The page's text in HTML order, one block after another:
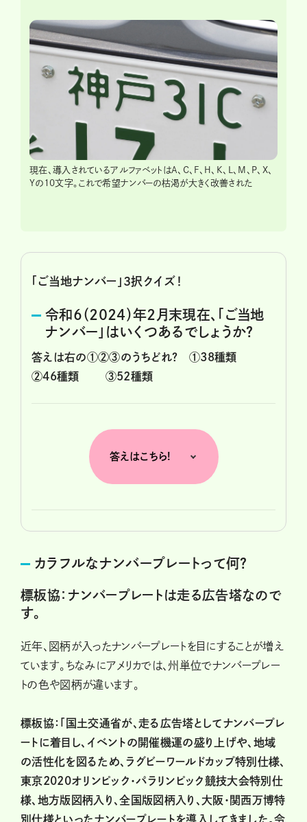
現在、導入されているアルファベットはA、C、F、H、K、L、M、P、X、
Yの10文字。これで希望ナンバーの枯渇が大きく改善された
「ご当地ナンバー」3択クイズ！
令和6（2024）年2月末現在、「ご当地
ナンバー」はいくつあるでしょうか？
答えは右の①②③のうちどれ？ ①38種類
②46種類
③52種類
答えはこちら!
カラフルなナンバープレートって何？
標板協：ナンバープレートは走る広告塔なので
す。
近年、図柄が入ったナンバープレートを目にすることが増え
ています。ちなみにアメリカでは、州単位でナンバープレー
トの色や図柄が違います。
標板協：「国土交通省が、走る広告塔としてナンバープレ
ートに着目し、イベントの開催機運の盛り上げや、地域
の活性化を図るため、ラグビーワールドカップ特別仕様、
東京2020オリンピック・パラリンピック競技大会特別仕
様、地方版図柄入り、全国版図柄入り、大阪・関西万博特
別仕様といったナンバープレートを導入してきました。令